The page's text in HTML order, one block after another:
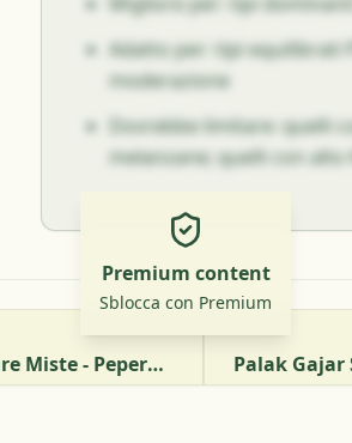
Adatto per: tipi equilibrati
moderazione
Dovrebbe limitare: quelli
melanzane; quelli con
Premium content
Sblocca con Premium
Ricetta Ayurvedica Di Verdure Miste - Peperoni, Fagiolini E Tofu Al Pomodoro